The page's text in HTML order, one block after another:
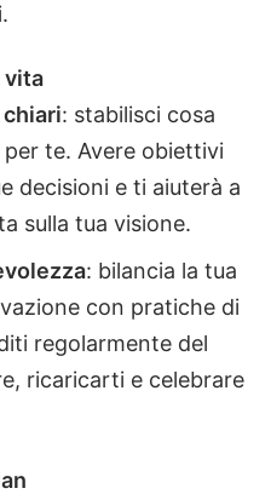
vita
: stabilisci cosa
te. Avere obiettivi
decisioni e ti aiuterà a
sulla tua visione.
: bilancia la tua
con pratiche di
regolarmente del
ricaricarti e celebrare